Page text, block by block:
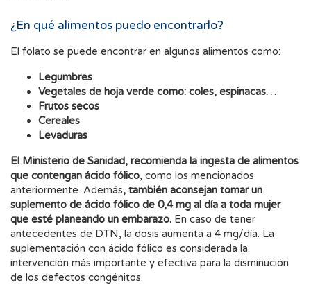
¿En qué alimentos puedo encontrarlo?
El folato se puede encontrar en algunos alimentos como:
Legumbres
Vegetales de hoja verde como: coles, espinacas…
Frutos secos
Cereales
Levaduras
El Ministerio de Sanidad, recomienda la ingesta de alimentos
que contengan ácido fólico, como los mencionados
anteriormente. Además, también aconsejan tomar un
suplemento de ácido fólico de 0,4 mg al día a toda mujer
que esté planeando un embarazo. En caso de tener
antecedentes de DTN, la dosis aumenta a 4 mg/día. La
suplementación con ácido fólico es considerada la
intervención más importante y efectiva para la disminución
de los defectos congénitos.